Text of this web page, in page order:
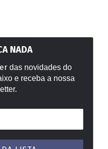
NADA
das novidades do
e receba a nossa